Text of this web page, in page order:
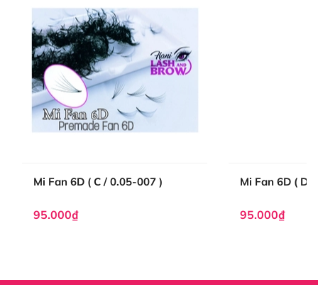
Mi fan sẵn 5D được sản xuất và phân phối trực tiếp bởi
công ty Hani Beauty - một đơn vị uy tín trong lĩnh vực
làm đẹp. Sản phẩm này là sự kết hợp của kinh nghiệm
và kiến thức chuyên môn, đảm bảo chất lượng và an
toàn cho người sử dụng. Nguyên liệu được nhập khẩu từ
Hàn Quốc, đem lại độ an toàn cao và hiệu quả tốt nhất
cho người dùng.
Mi fan sẵn 5D được tạo ra từ 5 sợi mi chất lượng, chúng
đảm bảo rằng phần ngọn của fan xòe đều, phần chân
Mi Fan 6D ( C / 0.05-007 )
95.000₫
Mi Fan 6D ( D
95.000₫